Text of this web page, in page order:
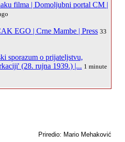
filma | Domoljubni portal CM |
EGO | Crne Mambe | Press 33
sporazum o prijateljstvu,
(28. rujna 1939.) |... 1 minute
Priredio: Mario Mehaković